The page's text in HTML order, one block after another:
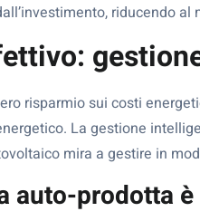
riducendo
risparmio sui costi
La gestione
mira a gestire in
auto-prodotta